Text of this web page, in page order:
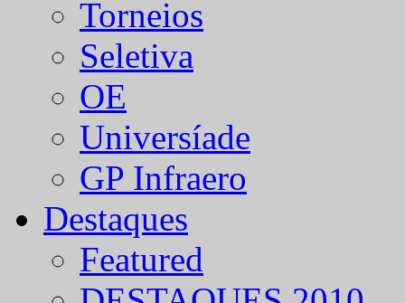
Torneios
Seletiva
OE
Universíade
GP Infraero
Destaques
Featured